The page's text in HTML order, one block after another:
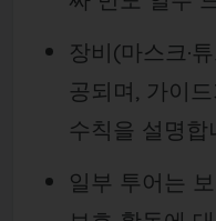
장비(마스크·
공되며, 가이
수칙을 설명합
일부 투어는